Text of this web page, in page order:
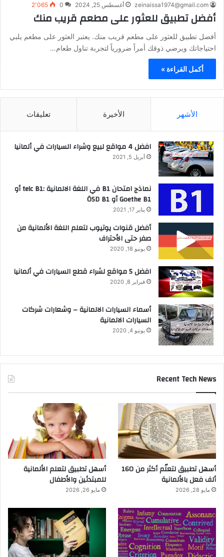
zeinaissa1974@gmail.com أغسطس 25, 2024 0 2٬065
أفضل تطبيق للعثور على مطعم قريب منك
أفضل تطبيق للعثور على مطعم قريب منك. يعتبر العثور على مطعم يلبي
احتياجاتك ويرضي ذوقك أمراً ضرورياً لتجربة تناول طعام…
أكمل القراءة »
الأشهر الأخيرة تعليقات
افضل 4 مواقع لبيع وشراء السيارات في ألمانيا
أبريل 5, 2021
نماذج امتحان B1 في اللغة الالمانية :telc B1 أو
Goethe B1 أو ÖSD B1
يناير 17, 2021
أفضل قنوات يوتيوب لتعلم اللغة الألمانية من
صفر حتى الأحتراف
يونيو 18, 2020
افضل 5 مواقع لشراء قطع السيارات في ألمانيا
فبراير 8, 2020
أسماء السيارات الالمانية – وشعارات شركات
السيارات الالمانية
يونيو 4, 2020
Recent Tech News
أسهل تطبيق لتعلّم أكثر من 160
ألف فعل بالألمانية
مايو 28, 2026
أسهل تطبيق لتعلم الألمانية
للمبتدئين والأطفال
مايو 26, 2026